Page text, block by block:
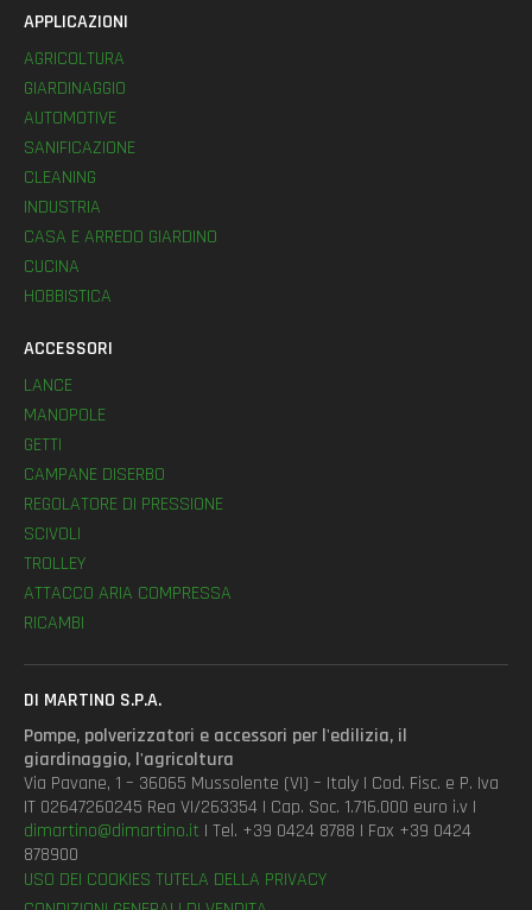
APPLICAZIONI
AGRICOLTURA
GIARDINAGGIO
AUTOMOTIVE
SANIFICAZIONE
CLEANING
INDUSTRIA
CASA E ARREDO GIARDINO
CUCINA
HOBBISTICA
ACCESSORI
LANCE
MANOPOLE
GETTI
CAMPANE DISERBO
REGOLATORE DI PRESSIONE
SCIVOLI
TROLLEY
ATTACCO ARIA COMPRESSA
RICAMBI
DI MARTINO S.P.A.
Pompe, polverizzatori e accessori per l'edilizia, il
giardinaggio, l'agricoltura
Via Pavane, 1 – 36065 Mussolente (VI) – Italy | Cod. Fisc. e P. Iva
IT 02647260245 Rea VI/263354 | Cap. Soc. 1.716.000 euro i.v |
dimartino@dimartino.it | Tel. +39 0424 8788 | Fax +39 0424
878900
USO DEI COOKIES TUTELA DELLA PRIVACY